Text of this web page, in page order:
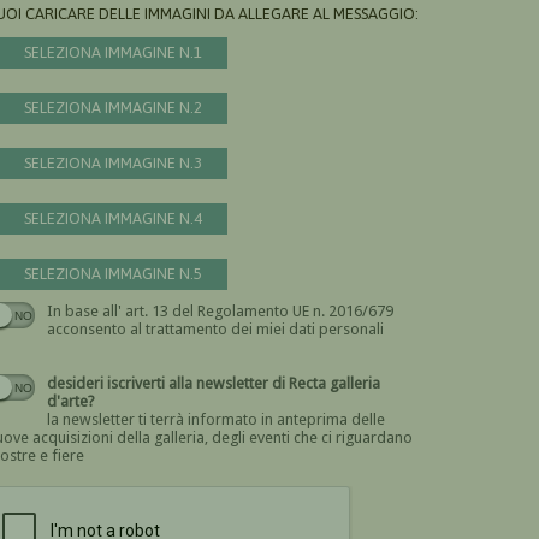
CARICARE DELLE IMMAGINI DA ALLEGARE AL MESSAGGIO:
SELEZIONA IMMAGINE N.1
SELEZIONA IMMAGINE N.2
SELEZIONA IMMAGINE N.3
SELEZIONA IMMAGINE N.4
SELEZIONA IMMAGINE N.5
In base all' art. 13 del Regolamento UE n. 2016/679
acconsento al trattamento dei miei dati personali
Devi dare il consenso
desideri iscriverti alla newsletter di Recta galleria
d'arte?
la newsletter ti terrà informato in anteprima delle
acquisizioni della galleria, degli eventi che ci riguardano
e fiere